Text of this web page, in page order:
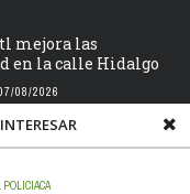
POLICIACA
mejora las
en la calle Hidalgo
08/2026
encabeza
Ecológico de